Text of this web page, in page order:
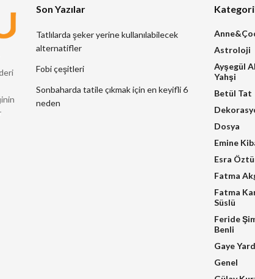
Son Yazılar
Tatlılarda şeker yerine kullanılabilecek
alternatifler
Fobi çeşitleri
Sonbaharda tatile çıkmak için en keyifli 6
neden
Astroloji
Ayşegül
Yahşi
Betül Tat
Dosya
Emine
Esra
Fatma
Fatma
Süslü
Feride
Benli
Gaye
Genel